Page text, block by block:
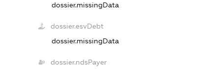
dossier.missingData
dossier.esvDebt
dossier.missingData
dossier.ndsPayer